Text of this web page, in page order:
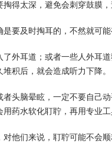
得太深，避免会刺穿鼓膜，
要及时掏耳的，不然就可能
外耳道；或者一些人外耳
积后，就会造成听力下降。
头脑晕眩，一定不要自己
药水软化耵聍，再用专业工
他们来说，耵聍可能不会